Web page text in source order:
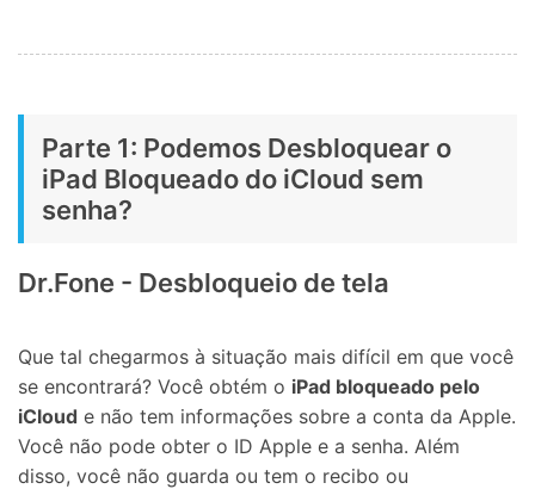
Parte 1: Podemos Desbloquear o
iPad Bloqueado do iCloud sem
senha?
Dr.Fone - Desbloqueio de tela
Que tal chegarmos à situação mais difícil em que você
se encontrará? Você obtém o iPad bloqueado pelo
iCloud e não tem informações sobre a conta da Apple.
Você não pode obter o ID Apple e a senha. Além
disso, você não guarda ou tem o recibo ou